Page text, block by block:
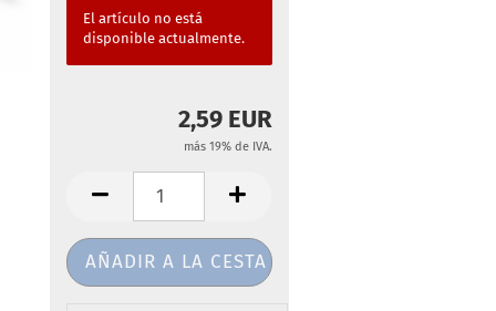
El artículo no está
disponible actualmente.
2,59 EUR
más 19% de IVA.